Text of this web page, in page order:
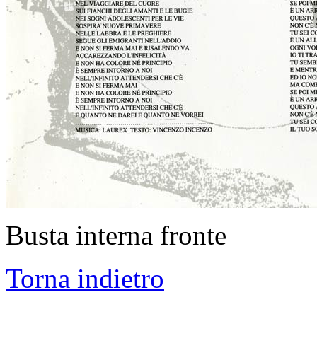
Busta interna fronte
Torna indietro